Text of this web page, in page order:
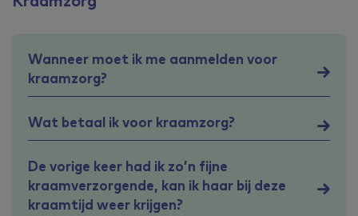
Wanneer moet ik me aanmelden voor
kraamzorg?
Wat betaal ik voor kraamzorg?
De vorige keer had ik zo’n fijne
kraamverzorgende, kan ik haar bij deze
kraamtijd weer krijgen?